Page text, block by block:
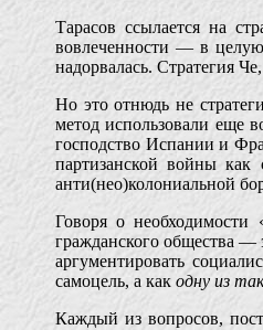
Тарасов ссылается на
вовлеченности — в
надорвалась. Стратегия
Но это отнюдь не
метод использовали еще
господство Испании и
партизанской войны
анти(нео)колониальной
Говоря о необходимости
гражданского общества —
аргументировать
самоцель, а как одну из
Каждый из вопросов,